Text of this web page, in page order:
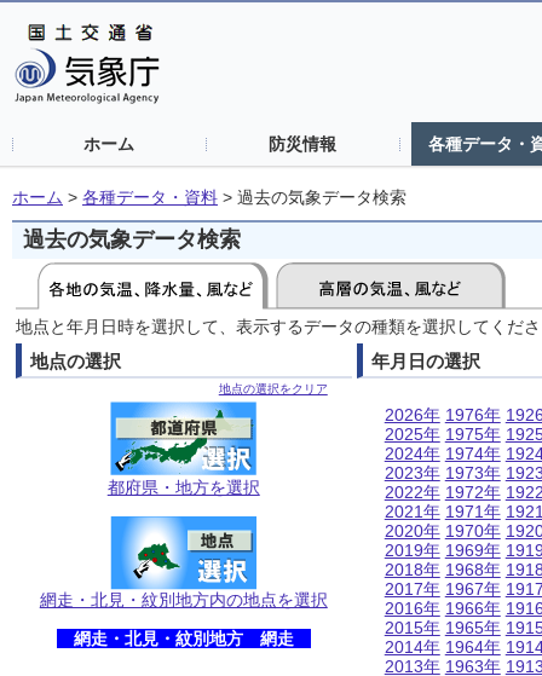
ホーム 防災情報 各種データ・
ホーム > 各種データ・資料 > 過去の気象データ検索
過去の気象データ検索
地点と年月日時を選択して、表示するデータの種類を選択してくだ
地点の選択
地点の選択をクリア
都府県・地方を選択
網走・北見・紋別地方内の地点を選択
網走・北見・紋別地方 網走
年月日の選択
2026年
2025年
2024年
2023年
2022年
2021年
2020年
2019年
2018年
2017年
2016年
2015年
2014年
2013年
1976年
1975年
1974年
1973年
1972年
1971年
1970年
1969年
1968年
1967年
1966年
1965年
1964年
1963年